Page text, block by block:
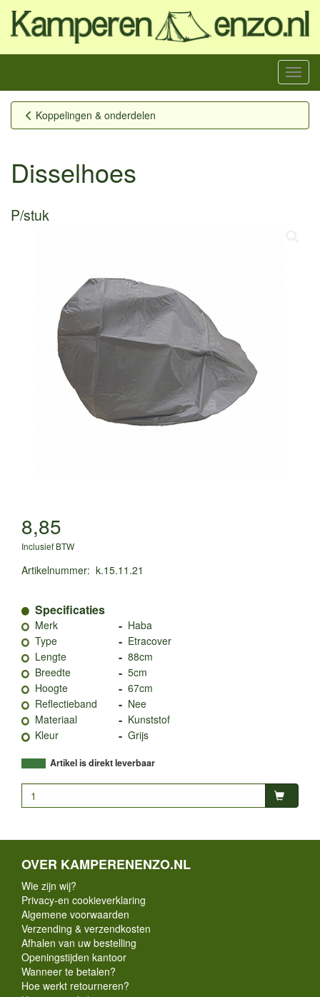
Menu
Koppelingen & onderdelen
Disselhoes
P/stuk
8,85
Inclusief BTW
Artikelnummer: k.15.11.21
Specificaties
Merk - Haba
Type
- Etracover
Lengte
- 88cm
Breedte
- 5cm
Hoogte
- 67cm
Reflectieband
- Nee
Materiaal
- Kunststof
Kleur
- Grijs
Artikel is direkt leverbaar
OVER KAMPERENENZO.NL
Wie zijn wij?
Privacy-en cookieverklaring
Algemene voorwaarden
Verzending & verzendkosten
Afhalen van uw bestelling
Openingstijden kantoor
Wanneer te betalen?
Hoe werkt retourneren?